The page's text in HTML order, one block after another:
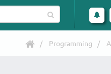
Programming